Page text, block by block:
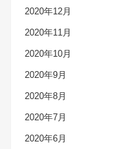
2020年12月
2020年11月
2020年10月
2020年9月
2020年8月
2020年7月
2020年6月